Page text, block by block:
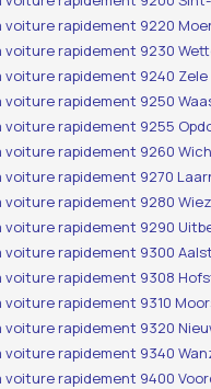
voiture rapidement 9220
voiture rapidement 9230
voiture rapidement 9240 Zele
voiture rapidement 9250
voiture rapidement 9255
voiture rapidement 9260
voiture rapidement 9270
voiture rapidement 9280
voiture rapidement 9290
voiture rapidement 9300 Aalst
voiture rapidement 9308
voiture rapidement 9310
voiture rapidement 9320
voiture rapidement 9340
voiture rapidement 9400